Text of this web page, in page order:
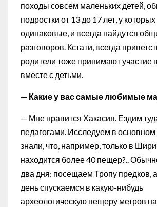
походы совсем маленьких детей,
подростки от 13 до 17 лет, у
одинаковые, и всегда найдутся
разговоров. Кстати, всегда
родители тоже принимают участие
вместе с детьми.
— Какие у вас самые любимые
— Мне нравится Хакасия. Ездим
педагогами. Исследуем в
знали, что, например, только в
находится более 40 пещер?..
два дня: посещаем Тропу предков,
день спускаемся в какую-нибудь
археологическую пещеру метров